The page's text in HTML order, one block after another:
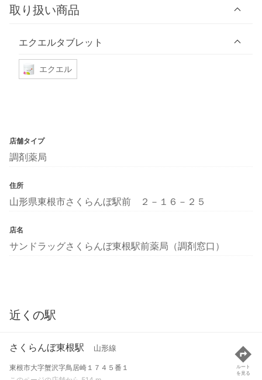
取り扱い商品
エクエルタブレット
エクエル
店舗タイプ
調剤薬局
住所
山形県東根市さくらんぼ駅前 ２－１６－２５
店名
サンドラッグさくらんぼ東根駅前薬局（調剤窓口）
近くの駅
さくらんぼ東根駅 山形線
東根市大字蟹沢字鳥居崎１７４５番１
ルート
を見る